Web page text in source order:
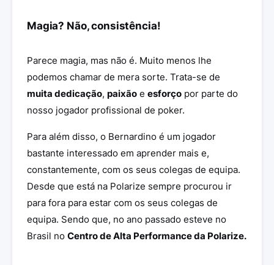
Magia? Não, consistência!
Parece magia, mas não é. Muito menos lhe
podemos chamar de mera sorte. Trata-se de
muita dedicação, paixão e esforço por parte do
nosso jogador profissional de poker.
Para além disso, o Bernardino é um jogador
bastante interessado em aprender mais e,
constantemente, com os seus colegas de equipa.
Desde que está na Polarize sempre procurou ir
para fora para estar com os seus colegas de
equipa. Sendo que, no ano passado esteve no
Brasil no Centro de Alta Performance da Polarize.